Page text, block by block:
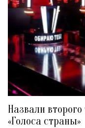
Назвали
«Голоса страны»